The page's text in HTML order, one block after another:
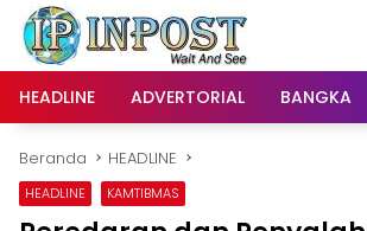
Langsung
konten
HEADLINE
ADVERTORIAL BANGKA
Beranda HEADLINE
HEADLINE KAMTIBMAS